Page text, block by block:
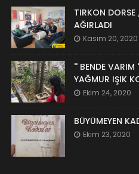
TIRKON DORSE
AĞIRLADI
Kasım 20, 2020
'' BENDE VARIM
YAĞMUR IŞIK
Ekim 24, 2020
BÜYÜMEYEN
Ekim 23, 2020